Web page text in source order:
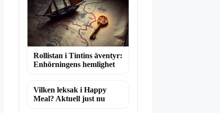
Rollistan i Tintins äventyr:
Enhörningens hemlighet
Vilken leksak i Happy
Meal? Aktuell just nu